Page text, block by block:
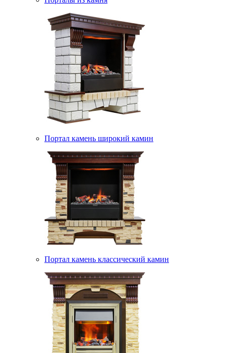
Портал камень широкий камин
Портал камень классический камин